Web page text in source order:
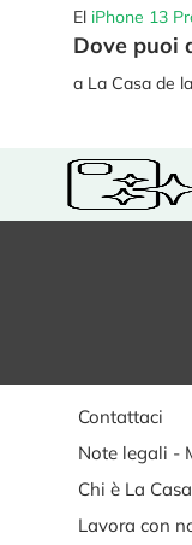
El iPhone 13
Dove puoi
a La Casa de
Contattaci
Note legali -
Chi è La
Lavora con